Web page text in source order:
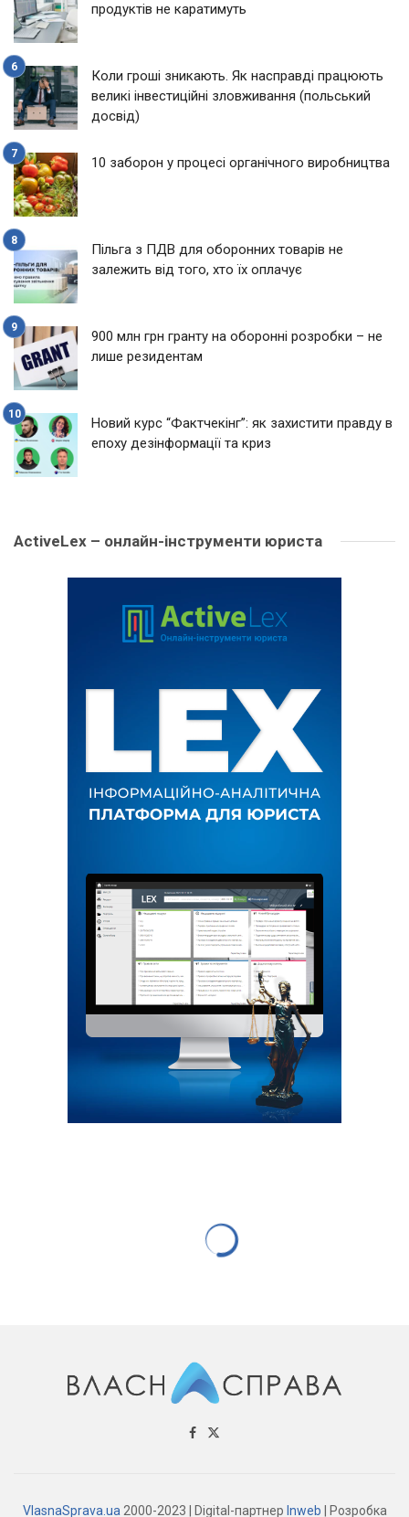
продуктів не каратимуть
Коли гроші зникають. Як насправді працюють
великі інвестиційні зловживання (польський
досвід)
10 заборон у процесі органічного виробництва
Пільга з ПДВ для оборонних товарів не
залежить від того, хто їх оплачує
900 млн грн гранту на оборонні розробки – не
лише резидентам
Новий курс “Фактчекінг”: як захистити правду в
епоху дезінформації та криз
ActiveLex – онлайн-інструменти юриста
VlasnaSprava.ua 2000-2023 | Digital-партнер Inweb | Розробка